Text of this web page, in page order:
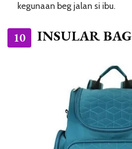
kegunaan beg jalan si ibu.
10 INSULAR BAG